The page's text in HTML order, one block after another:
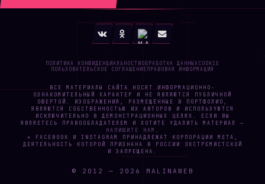
ПОЛИТИКА КОНФИДЕНЦИАЛЬНОСТИ ОБРАБОТКА ДАННЫХ COOKIE
ПОЛЬЗОВАТЕЛЬСКОЕ СОГЛАШЕНИЕ ПРАВОВАЯ ИНФОРМАЦИЯ
ВСЕ МАТЕРИАЛЫ САЙТА НОСЯТ ИНФОРМАЦИОННО-
ОЗНАКОМИТЕЛЬНЫЙ ХАРАКТЕР И НЕ ЯВЛЯЮТСЯ ПУБЛИЧНОЙ
ОФЕРТОЙ. ИЗОБРАЖЕНИЯ, РАЗМЕЩЁННЫЕ В ПОРТФОЛИО,
ЯВЛЯЮТСЯ СОБСТВЕННОСТЬЮ ИХ АВТОРОВ И ИСПОЛЬЗУЮТСЯ
ИСКЛЮЧИТЕЛЬНО В ДЕМОНСТРАЦИОННЫХ ЦЕЛЯХ. ЕСЛИ ВЫ
ЯВЛЯЕТЕСЬ ПРАВООБЛАДАТЕЛЕМ И ХОТИТЕ УДАЛИТЬ МАТЕРИАЛ —
НАПИШИТЕ НАМ .
* FACEBOOK И INSTAGRAM ПРИНАДЛЕЖАТ КОРПОРАЦИИ META,
ДЕЯТЕЛЬНОСТЬ КОТОРОЙ ПРИЗНАНА В РОССИИ ЭКСТРЕМИСТСКОЙ
И ЗАПРЕЩЕНА.
© 2012 — 2026 MALINAWEB